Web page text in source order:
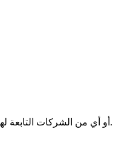
BoostRoyal ليست تابعة لشركة Riot Games, Inc. أو أي من الشركات التابعة لها، ولا تحظى بتأييدها أو رعايتها. جميع العلامات التجارية هي ملك لأصحابها المعنيين.